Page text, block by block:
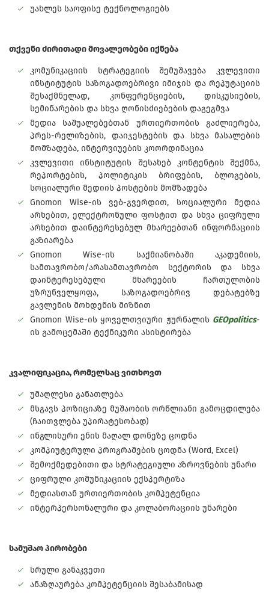
უახლეს საოფისე ტექნოლოგიებს
თქვენი ძირითადი მოვალეობები იქნება
კომუნიკაციის სტრატეგიის შემუშავება კვლევითი
ინსტიტუტის საზოგადოებრივი იმიჯის და რეპუტაციის
შესაქმნელად, კონფერენციების, დისკუსიების,
სემინარების და სხვა ღონისძიებების დაგეგმვა
მედია საშუალებებთან ურთიერთობის გაძლიერება,
პრეს-რელიზების, დაიჯესტების და სხვა მასალების
მომზადება, ინტერვიუების კოორდინაცია
კვლევითი ინსტიტუტის შესახებ კონტენტის შექმნა,
რეპორტების, პოლიტიკის ბრიფების, ბლოგების,
სოციალური მედიის პოსტების მომზადება
Gnomon Wise-ის ვებ-გვერდით, სოციალური მედია
არხებით, ელექტრონული ფოსტით და სხვა ციფრული
არხებით დაინტერესებულ მხარეებთან ინფორმაციის
გაზიარება
Gnomon Wise-ის საქმიანობაში აკადემიის,
სამთავრობო/არასამთავრობო სექტორის და სხვა
დაინტერესებული მხარეების ჩართულობის
უზრუნველყოფა, საზოგადოებრივ დებატებზე
გავლენის მოხდენის მიზნით
Gnomon Wise-ის ყოველთვიური ჟურნალის GEOpolitics-
ის გამოცემაში ტექნიკური ასისტირება
კვალიფიკაცია, რომელსაც ვითხოვთ
უმაღლესი განათლება
მსგავს პოზიციაზე მუშაობის ორწლიანი გამოცდილება
(ჩაითვლება უპირატესობად)
ინგლისური ენის მაღალ დონეზე ცოდნა
კომპიუტერული პროგრამების ცოდნა (Word, Excel)
შემოქმედებითი და სტრატეგიული აზროვნების უნარი
ციფრული კომუნიკაციის ექსპერტიზა
მედიასთან ურთიერთობის კომპეტენცია
ინტერპერსონალური და კოლაბორაციის უნარები
სამუშაო პირობები
სრული განაკვეთი
ანაზღაურება კომპეტენციის შესაბამისად